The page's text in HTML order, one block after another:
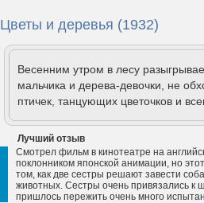
Цветы и деревья (1932)
Весенним утром в лесу
мальчика и дерева-девочки, не
птичек, танцующих цветочков и
Лучший отзыв
Смотрел фильм в кинотеатре на
поклонником японской анимации, но
том, как две сестры решают завести
животных. Сестры очень привязались к
пришлось пережить очень много